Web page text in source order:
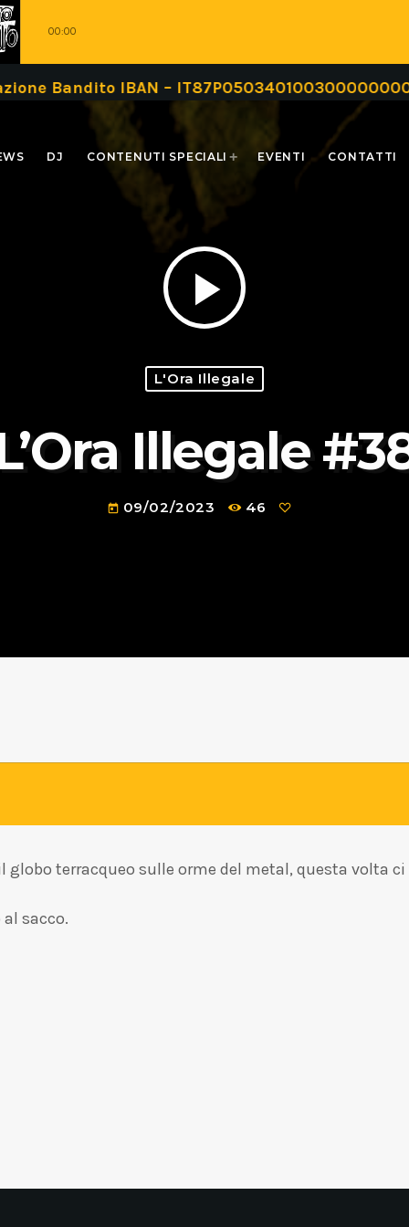
00:00
Bandito IBAN –
DJ CONTENUTI SPECIALI EVENTI CONTATTI
play_arrow
L'Ora Illegale
Illegale
today 09/02/2023 46
globo terracqueo sulle orme del metal, questa volta
sacco.